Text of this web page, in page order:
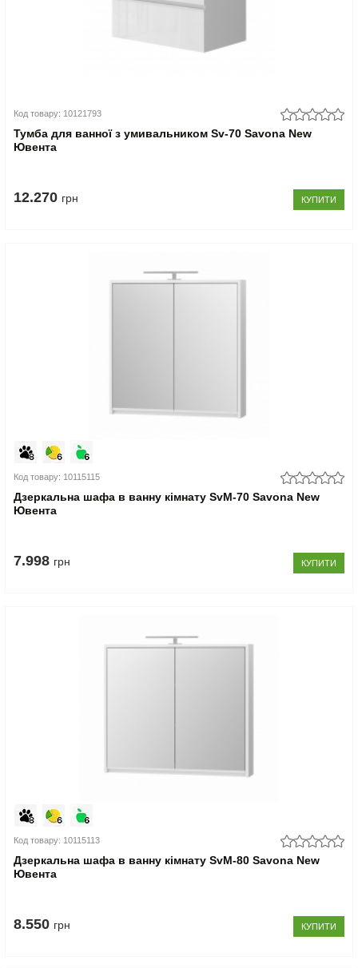
Код товару: 10121793
Тумба для ванної з умивальником Sv-70 Savona New
Ювента
12.270 грн КУПИТИ
Код товару: 10115115
Дзеркальна шафа в ванну кімнату SvM-70 Savona New
Ювента
7.998 грн КУПИТИ
Код товару: 10115113
Дзеркальна шафа в ванну кімнату SvM-80 Savona New
Ювента
8.550 грн КУПИТИ